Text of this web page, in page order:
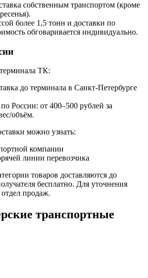
собственным транспортом (кроме
более 1,5 тонн и доставки по
обговаривается индивидуально.
ТК:
до терминала в Санкт-Петербурге
России: от 400–500 рублей за
объём.
можно узнать:
компании
линии перевозчика
товаров доставляются до
бесплатно. Для уточнения
отдел продаж.
транспортные